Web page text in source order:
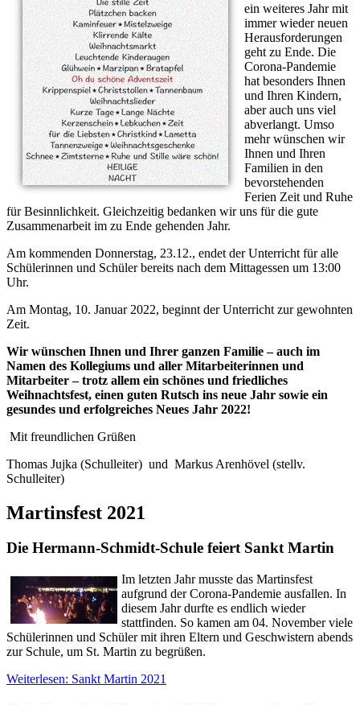
ein weiteres Jahr mit
immer wieder neuen
Herausforderungen
geht zu Ende. Die
Corona-Pandemie
hat besonders Ihnen
und Ihren Kindern,
aber auch uns viel
abverlangt. Umso
mehr wünschen wir
Ihnen und Ihren
Familien in den
bevorstehenden
Ferien Zeit und Ruhe
für Besinnlichkeit. Gleichzeitig bedanken wir uns für die gute
Zusammenarbeit im zu Ende gehenden Jahr.
Am kommenden Donnerstag, 23.12., endet der Unterricht für alle
Schülerinnen und Schüler bereits nach dem Mittagessen um 13:00
Uhr.
Am Montag, 10. Januar 2022, beginnt der Unterricht zur gewohnten
Zeit.
Wir wünschen Ihnen und Ihrer ganzen Familie – auch im
Namen des Kollegiums und aller Mitarbeiterinnen und
Mitarbeiter – trotz allem ein schönes und friedliches
Weihnachtsfest, einen guten Rutsch ins neue Jahr sowie ein
gesundes und erfolgreiches Neues Jahr 2022!
Mit freundlichen Grüßen
Thomas Jujka (Schulleiter) und Markus Arenhövel (stellv.
Schulleiter)
Martinsfest 2021
Die Hermann-Schmidt-Schule feiert Sankt Martin
Im letzten Jahr musste das Martinsfest
aufgrund der Corona-Pandemie ausfallen. In
diesem Jahr durfte es endlich wieder
stattfinden. So kamen am 04. November viele
Schülerinnen und Schüler mit ihren Eltern und Geschwistern abends
zur Schule, um St. Martin zu begrüßen.
Weiterlesen: Sankt Martin 2021